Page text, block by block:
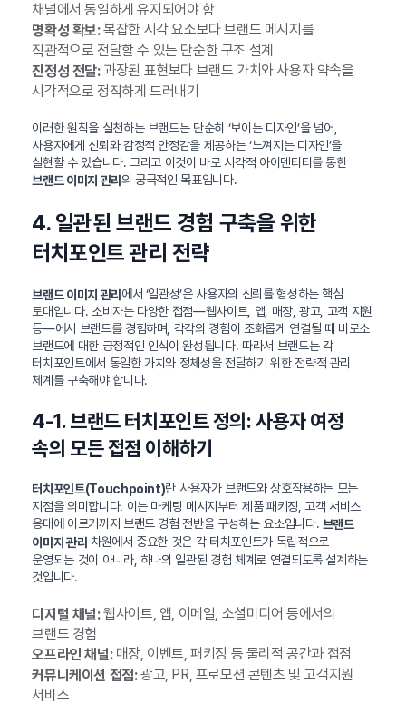
채널에서 동일하게 유지되어야 함
명확성 확보:복잡한 시각 요소보다 브랜드 메시지를
직관적으로 전달할 수 있는 단순한 구조 설계
진정성 전달:과장된 표현보다 브랜드 가치와 사용자 약속을
시각적으로 정직하게 드러내기
이러한 원칙을 실천하는 브랜드는 단순히 ‘보이는 디자인’을 넘어,
사용자에게 신뢰와 감정적 안정감을 제공하는 ‘느껴지는 디자인’을
실현할 수 있습니다. 그리고 이것이 바로 시각적 아이덴티티를 통한
브랜드 이미지 관리의 궁극적인 목표입니다.
4. 일관된 브랜드 경험 구축을 위한
터치포인트 관리 전략
브랜드 이미지 관리에서 ‘일관성’은 사용자의 신뢰를 형성하는 핵심
토대입니다. 소비자는 다양한 접점—웹사이트, 앱, 매장, 광고, 고객 지원
등—에서 브랜드를 경험하며, 각각의 경험이 조화롭게 연결될 때 비로소
브랜드에 대한 긍정적인 인식이 완성됩니다. 따라서 브랜드는 각
터치포인트에서 동일한 가치와 정체성을 전달하기 위한 전략적 관리
체계를 구축해야 합니다.
4-1. 브랜드 터치포인트 정의: 사용자 여정
속의 모든 접점 이해하기
터치포인트(Touchpoint)란 사용자가 브랜드와 상호작용하는 모든
지점을 의미합니다. 이는 마케팅 메시지부터 제품 패키징, 고객 서비스
응대에 이르기까지 브랜드 경험 전반을 구성하는 요소입니다. 브랜드
이미지 관리 차원에서 중요한 것은 각 터치포인트가 독립적으로
운영되는 것이 아니라, 하나의 일관된 경험 체계로 연결되도록 설계하는
것입니다.
디지털 채널:웹사이트, 앱, 이메일, 소셜미디어 등에서의
브랜드 경험
오프라인 채널:매장, 이벤트, 패키징 등 물리적 공간과 접점
커뮤니케이션 접점:광고, PR, 프로모션 콘텐츠 및 고객지원
서비스